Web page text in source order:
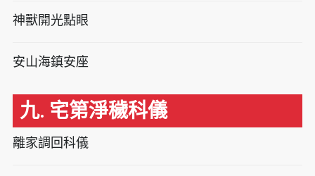
神獸開光點眼
安山海鎮安座
九. 宅第淨穢科儀
離家調回科儀